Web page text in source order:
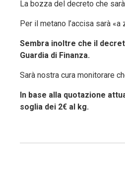
La bozza del decreto che
Per il metano l’accisa sarà
Sembra inoltre che il
Guardia di Finanza.
Sarà nostra cura monitorare
In base alla quotazione
soglia dei 2€ al kg.